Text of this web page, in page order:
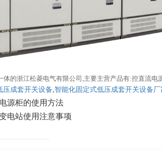
的浙江松菱电气有限公司,主要主营产品有:控直流
压成套开关设备,智能化固定式低压成套开关设备厂
源柜的使用方法
电站使用注意事项